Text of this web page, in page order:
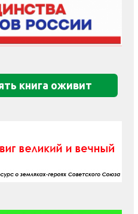
книга оживит